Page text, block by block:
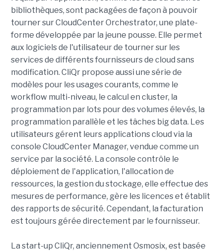
bibliothèques, sont packagées de façon à pouvoir
tourner sur CloudCenter Orchestrator, une plate-
forme développée par la jeune pousse. Elle permet
aux logiciels de l'utilisateur de tourner sur les
services de différents fournisseurs de cloud sans
modification. CliQr propose aussi une série de
modèles pour les usages courants, comme le
workflow multi-niveau, le calcul en cluster, la
programmation par lots pour des volumes élevés, la
programmation parallèle et les tâches big data. Les
utilisateurs gérent leurs applications cloud via la
console CloudCenter Manager, vendue comme un
service par la société. La console contrôle le
déploiement de l'application, l'allocation de
ressources, la gestion du stockage, elle effectue des
mesures de performance, gère les licences et établit
des rapports de sécurité. Cependant, la facturation
est toujours gérée directement par le fournisseur.
La start-up CliQr, anciennement Osmosix, est basée